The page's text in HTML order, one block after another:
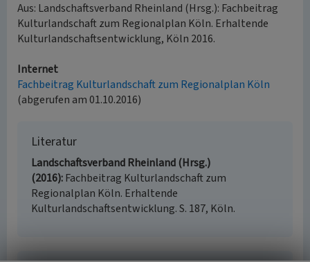
Aus: Landschaftsverband Rheinland (Hrsg.): Fachbeitrag
Kulturlandschaft zum Regionalplan Köln. Erhaltende
Kulturlandschaftsentwicklung, Köln 2016.
Internet
Fachbeitrag Kulturlandschaft zum Regionalplan Köln
(abgerufen am 01.10.2016)
Literatur
Landschaftsverband Rheinland (Hrsg.)
(2016) Fachbeitrag Kulturlandschaft zum
Regionalplan Köln. Erhaltende
Kulturlandschaftsentwicklung. S. 187, Köln.